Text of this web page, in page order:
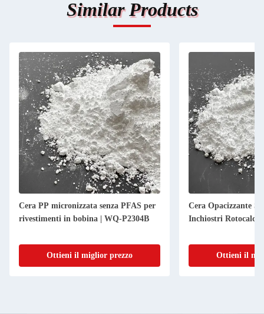
Similar Products
Cera PP micronizzata senza PFAS per
rivestimenti in bobina | WQ-P2304B
Ottieni il miglior prezzo
Cera Opacizzante
Inchiostri Rotocalco
Ottieni il